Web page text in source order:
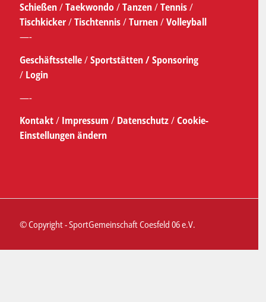
Schießen/Taekwondo/Tanzen/Tennis/
Tischkicker/Tischtennis/Turnen/Volleyball
—-
Geschäftsstelle/Sportstätten /Sponsoring
/ Login
—-
Kontakt/ Impressum / Datenschutz/Cookie-
Einstellungen ändern
© Copyright - SportGemeinschaft Coesfeld 06 e.V.